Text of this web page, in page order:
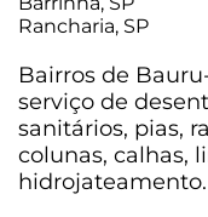
Rancharia, SP
Bairros de
serviço de
sanitários, pias,
colunas, calhas,
hidrojateamento.